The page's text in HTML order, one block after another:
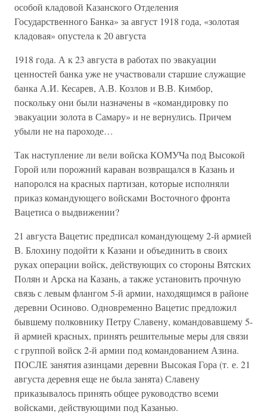
особой кладовой Казанского Отделения
Государственного Банка» за август 1918 года, «золотая
кладовая» опустела к 20 августа
1918 года. А к 23 августа в работах по эвакуации
ценностей банка уже не участвовали старшие служащие
банка А.И. Кесарев, А.В. Козлов и В.В. Кимбор,
поскольку они были назначены в «командировку по
эвакуации золота в Самару» и не вернулись. Причем
убыли не на пароходе…
Так наступление ли вели войска КОМУЧа под Высокой
Горой или порожний караван возвращался в Казань и
напоролся на красных партизан, которые исполняли
приказ командующего войсками Восточного фронта
Вацетиса о выдвижении?
21 августа Вацетис предписал командующему 2-й армией
В. Блохину подойти к Казани и объединить в своих
руках операции войск, действующих со стороны Вятских
Полян и Арска на Казань, а также установить прочную
связь с левым флангом 5-й армии, находящимся в районе
деревни Осиново. Одновременно Вацетис предложил
бывшему полковнику Петру Славену, командовавшему 5-
й армией красных, принять решительные меры для связи
с группой войск 2-й армии под командованием Азина.
ПОСЛЕ занятия азинцами деревни Высокая Гора (т. е. 21
августа деревня еще не была занята) Славену
приказывалось принять общее руководство всеми
войсками, действующими под Казанью.